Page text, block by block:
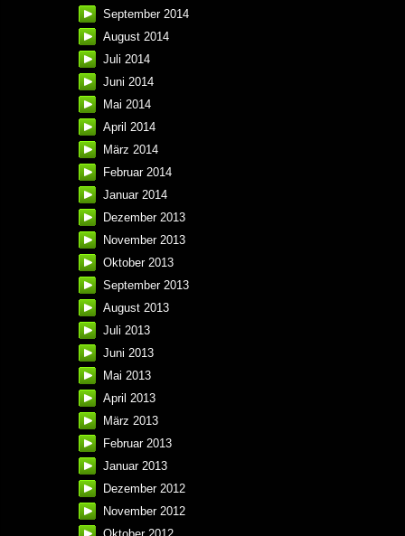
September 2014
August 2014
Juli 2014
Juni 2014
Mai 2014
April 2014
März 2014
Februar 2014
Januar 2014
Dezember 2013
November 2013
Oktober 2013
September 2013
August 2013
Juli 2013
Juni 2013
Mai 2013
April 2013
März 2013
Februar 2013
Januar 2013
Dezember 2012
November 2012